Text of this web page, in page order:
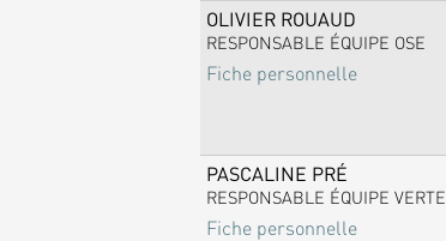
OLIVIER ROUAUD
RESPONSABLE ÉQUIPE OSE
Fiche personnelle
PASCALINE PRÉ
RESPONSABLE ÉQUIPE VERTE
Fiche personnelle